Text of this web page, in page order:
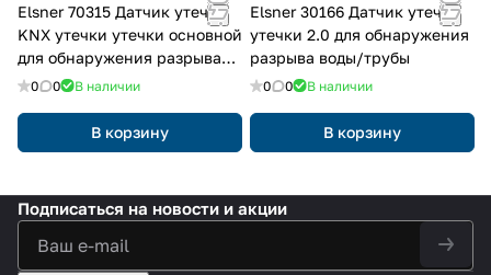
Elsner 70315 Датчик утечки
KNX утечки утечки основной
для обнаружения разрыва
воды/трубы
0 0 В наличии
В корзину
Elsner 30166 Датчик утечки
утечки 2.0 для обнаружения
разрыва воды/трубы
0 0 В наличии
В корзину
Подписаться на новости и акции